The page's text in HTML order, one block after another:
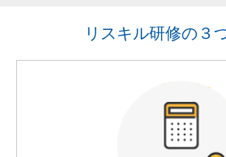
リスキル研修の３